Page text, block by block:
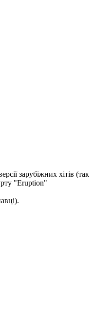
зарубіжних хітів (так
"Eruption"